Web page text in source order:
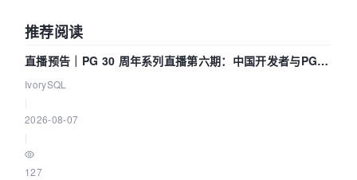
推荐阅读
直播预告｜PG 30 周年系列直播第六期：中国开发者与PG内
核——我们改得动吗？我们贡献了什么？
IvorySQL
2026-08-07
127